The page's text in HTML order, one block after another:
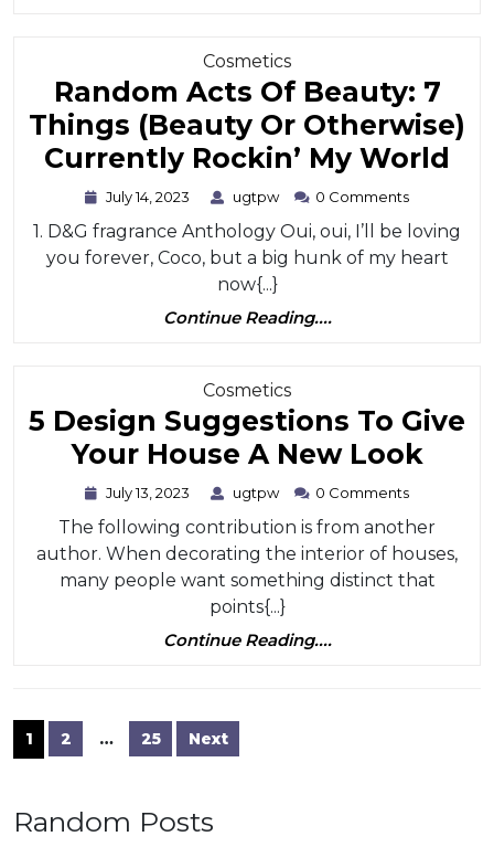
CosmeticsCategory
Random Acts Of Beauty: 7
Things (Beauty Or Otherwise)
Currently Rockin’ My World
Of
July 14, 2023
July
2023
ugtpw ugtpw0 Comments
1. D&G fragrance Anthology Oui, oui, I’ll be loving
you forever, Coco, but a big hunk of my heart
now{...}
Continue Reading....Continue
CosmeticsCategory
5 Design Suggestions To Give
Your House A New Look5
To
Give
July 13, 2023
July
2023
ugtpw ugtpw0 Comments
The following contribution is from another
author. When decorating the interior of houses,
many people want something distinct that
points{...}
Continue Reading....Continue
Posts
navigation
1 2 … 25 Next
Random Posts